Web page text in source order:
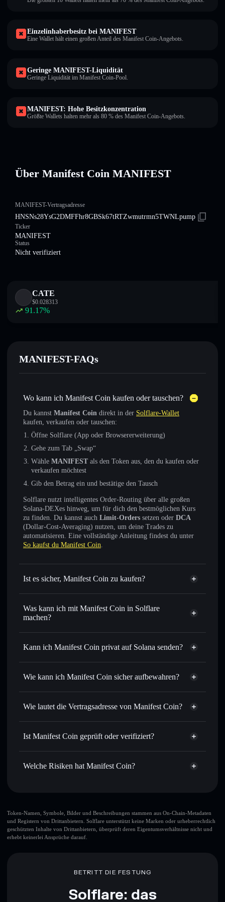
Einzelinhaberbesitz bei MANIFEST
Eine Wallet hält einen großen Anteil des Manifest Coin-Angebots.
Geringe MANIFEST-Liquidität
Geringe Liquidität im Manifest Coin-Pool.
MANIFEST: Hohe Besitzkonzentration
Größte Wallets halten mehr als 80 % des Manifest Coin-Angebots.
Über Manifest Coin MANIFEST
MANIFEST-Vertragsadresse
HNSNs28YsG2DMFFhr8GBSk67tRTZwmutrmn5TWNLpump
Ticker
MANIFEST
Status
Nicht verifiziert
CATE
$0.028313
91.17%
MANIFEST-FAQs
Wo kann ich Manifest Coin kaufen oder tauschen?
Du kannst Manifest Coin direkt in der Solflare-Wallet
kaufen, verkaufen oder tauschen:
Öffne Solflare (App oder Browsererweiterung)
Gehe zum Tab „Swap“
Wähle MANIFEST als den Token aus, den du kaufen oder
verkaufen möchtest
Gib den Betrag ein und bestätige den Tausch
Solflare nutzt intelligentes Order-Routing über alle großen
Solana-DEXes hinweg, um für dich den bestmöglichen Kurs
zu finden. Du kannst auch Limit-Orders setzen oder DCA
(Dollar-Cost-Averaging) nutzen, um deine Trades zu
automatisieren. Eine vollständige Anleitung findest du unter
So kaufst du Manifest Coin.
Ist es sicher, Manifest Coin zu kaufen?
Manifest Coin
nicht
Was kann ich mit Manifest Coin in Solflare
machen?
Manifest Coin
Solflare-Wallet
Sofort tauschen– handle MANIFEST gegen SOL, USDC
Order Routing zum bestmöglichen Kurs
Limit-Orders setzen– automatisiere Trades zu deinem
per Durchschnittskosteneffekt in MANIFEST einsteigen
Privat senden– übertrage MANIFEST, ohne Wallets
integrierten Privacy Aggregators
In Echtzeit verfolgen– überwache Kurs, Volumen,
Marktkapitalisierung und Liquidität von MANIFEST
Kann ich Manifest Coin privat auf Solana senden?
Privacy
Wie kann ich Manifest Coin sicher aufbewahren?
Manifest Coin
Wie lautet die Vertragsadresse von Manifest Coin?
Manifest Coin
MANIFEST
Ist Manifest Coin geprüft oder verifiziert?
Manifest Coin
derzeit nicht
Welche Risiken hat Manifest Coin?
Top-10-Wallets
Manifest Coin
einzelne Wallet
Token-Namen, Symbole, Bilder und Beschreibungen stammen aus On-Chain-Metadaten
und Registern von Drittanbietern. Solflare unterstützt keine Marken oder urheberrechtlich
geschützten Inhalte von Drittanbietern, überprüft deren Eigentumsverhältnisse nicht und
erhebt keinerlei Ansprüche darauf.
BETRITT DIE FESTUNG
Solflare: das